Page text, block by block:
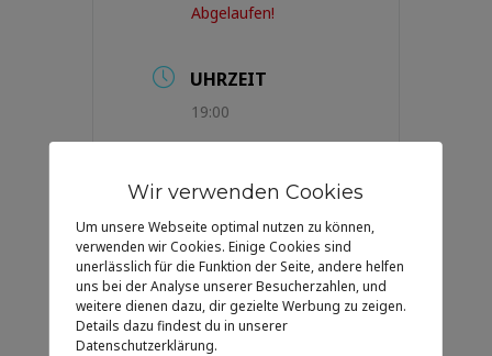
Abgelaufen!
UHRZEIT
19:00
STANDORT
Mels
Kapelle Butz
Wir verwenden Cookies
Um unsere Webseite optimal nutzen zu können,
verwenden wir Cookies. Einige Cookies sind
unerlässlich für die Funktion der Seite, andere helfen
uns bei der Analyse unserer Besucherzahlen, und
weitere dienen dazu, dir gezielte Werbung zu zeigen.
Details dazu findest du in unserer
Datenschutzerklärung.